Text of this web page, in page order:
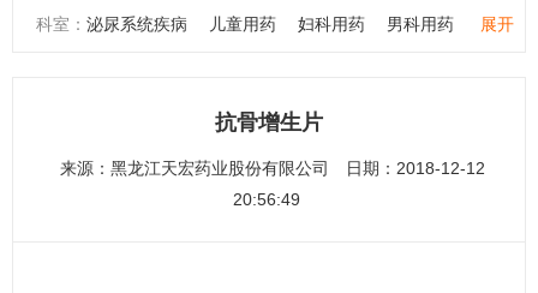
展开
科室： 泌尿系统疾病 儿童用药 妇科用药 男科用药
心血管系统疾病 精神心理疾病
性传播疾病
抗骨增生片
来源： 黑龙江天宏药业股份有限公司
日期：2018-12-12
20:56:49